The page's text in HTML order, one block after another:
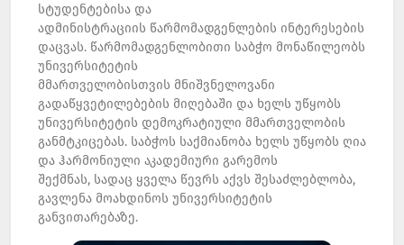
სტუდენტებისა და
ადმინისტრაციის წარმომადგენლების ინტერესების
დაცვას. წარმომადგენლობითი საბჭო მონაწილეობს
უნივერსიტეტის
მმართველობისთვის მნიშვნელოვანი
გადაწყვეტილებების მიღებაში და ხელს უწყობს
უნივერსიტეტის დემოკრატიული მმართველობის
განმტკიცებას. საბჭოს საქმიანობა ხელს უწყობს ღია
და ჰარმონიული აკადემიური გარემოს
შექმნას, სადაც ყველა წევრს აქვს შესაძლებლობა,
გავლენა მოახდინოს უნივერსიტეტის
განვითარებაზე.